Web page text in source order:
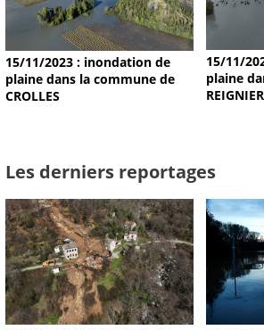
15/11/2023 : inondation de
plaine dans la commune de
CROLLES
15/11/
plaine
Les derniers reportages